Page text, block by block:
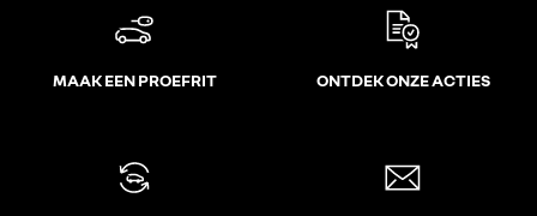
MAAK EEN PROEFRIT ONTDEK ONZE ACTIES